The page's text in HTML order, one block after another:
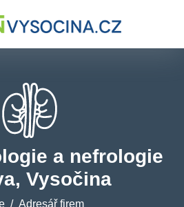
a nefrologie
Vysočina
Adresář firem